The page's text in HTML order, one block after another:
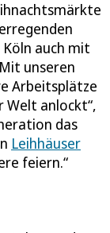
auch mit
unseren
Arbeitsplätze
Welt anlockt“,
das
Leihhäuser
feiern.“